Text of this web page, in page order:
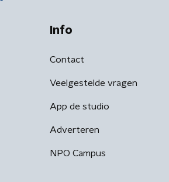
Info
Contact
Veelgestelde vragen
App de studio
Adverteren
NPO Campus